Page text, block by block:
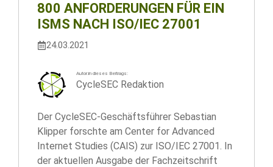
800 ANFORDERUNGEN FÜR EIN
ISMS NACH ISO/IEC 27001
24.03.2021
Autor:in dieses Beitrags:
CycleSEC Redaktion
Der CycleSEC-Geschäftsführer Sebastian
Klipper forschte am Center for Advanced
Internet Studies (CAIS) zur ISO/IEC 27001. In
der aktuellen Ausgabe der Fachzeitschrift